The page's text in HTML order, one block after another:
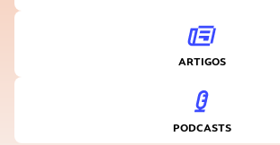
ARTIGOS
PODCASTS